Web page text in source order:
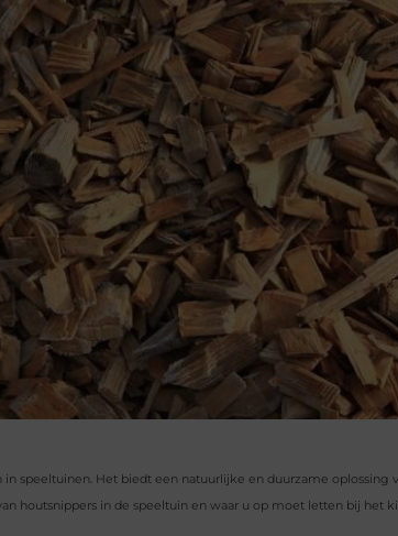
speeltuinen. Het biedt een natuurlijke en duurzame oplossing
houtsnippers in de speeltuin en waar u op moet letten bij het